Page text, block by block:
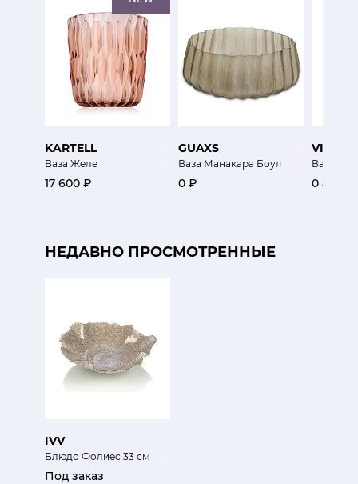
KARTELL
Ваза Желе
17 600 ₽
GUAXS
Ваза Манакара Боул
0 ₽
VISTA
Ваза
0 ₽
НЕДАВНО ПРОСМОТРЕННЫЕ
IVV
Блюдо Фолиес 33 см
Под заказ